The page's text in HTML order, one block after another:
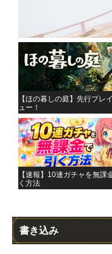
【ほの暮しの庭】先行プレ
ュー！
【速報】10連ガチャを無課
く方法
書き込み